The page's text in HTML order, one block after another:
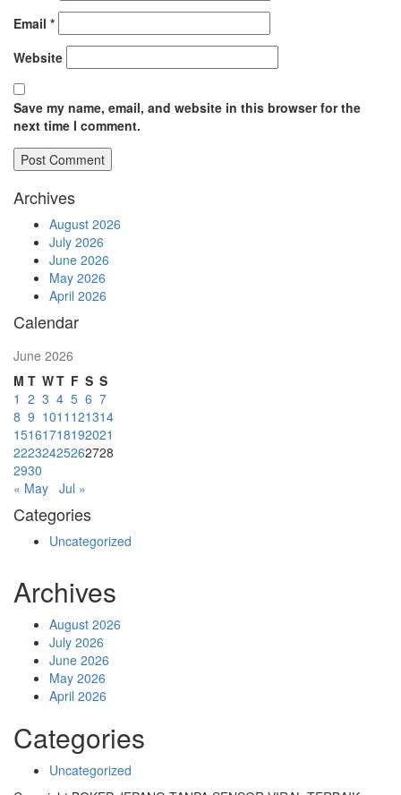
Email *
Website
Save my name, email, and website in this browser for the
next time I comment.
Archives
August 2026
July 2026
June 2026
May 2026
April 2026
Calendar
June 2026
M T WT F S S
1 2 3 4 5 6 7
8 9 1011 121314
15161718192021
22232425262728
2930
« May Jul »
Categories
Uncategorized
Archives
August 2026
July 2026
June 2026
May 2026
April 2026
Categories
Uncategorized